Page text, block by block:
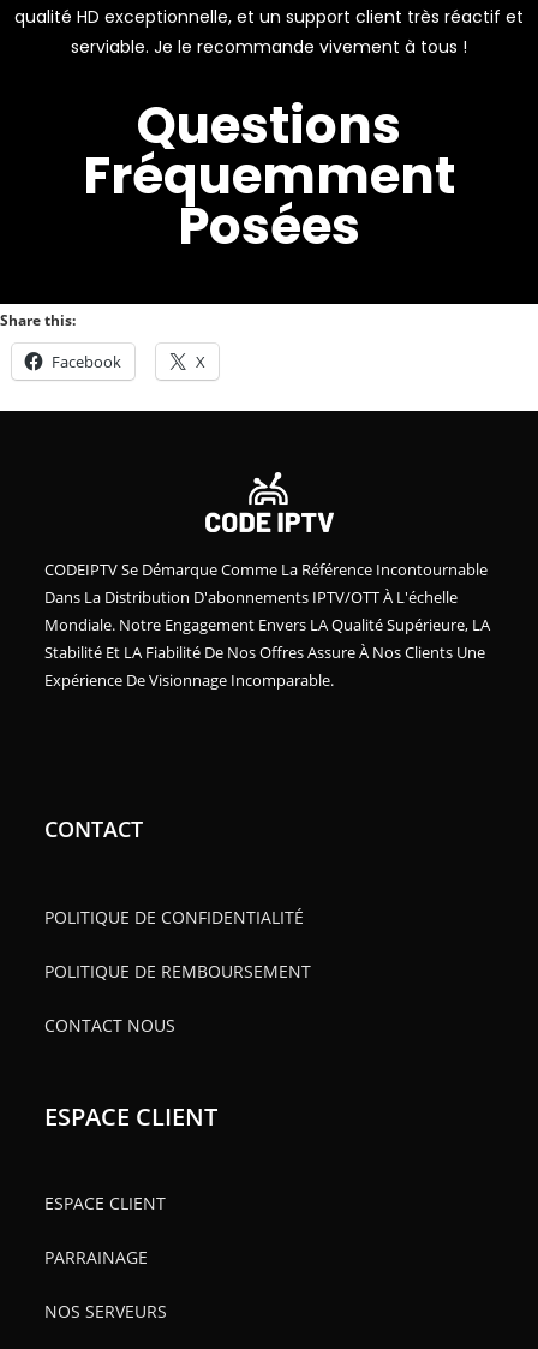
qualité HD exceptionnelle, et un support client très réactif et
serviable. Je le recommande vivement à tous !
Questions
Fréquemment
Posées
Share this:
Facebook X
CODEIPTV Se Démarque Comme La Référence Incontournable
Dans La Distribution D'abonnements IPTV/OTT À L'échelle
Mondiale. Notre Engagement Envers LA Qualité Supérieure, LA
Stabilité Et LA Fiabilité De Nos Offres Assure À Nos Clients Une
Expérience De Visionnage Incomparable.
CONTACT
POLITIQUE DE CONFIDENTIALITÉ
POLITIQUE DE REMBOURSEMENT
CONTACT NOUS
ESPACE CLIENT
ESPACE CLIENT
PARRAINAGE
NOS SERVEURS